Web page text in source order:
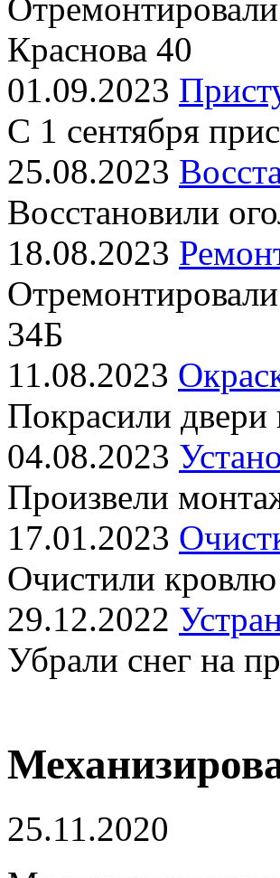
Краснова 40
01.09.2023
С 1 сентября
25.08.2023
Восстановили
18.08.2023
34Б
11.08.2023
Покрасили
04.08.2023
Произвели
17.01.2023
Очистили
29.12.2022
Убрали снег на
25.11.2020